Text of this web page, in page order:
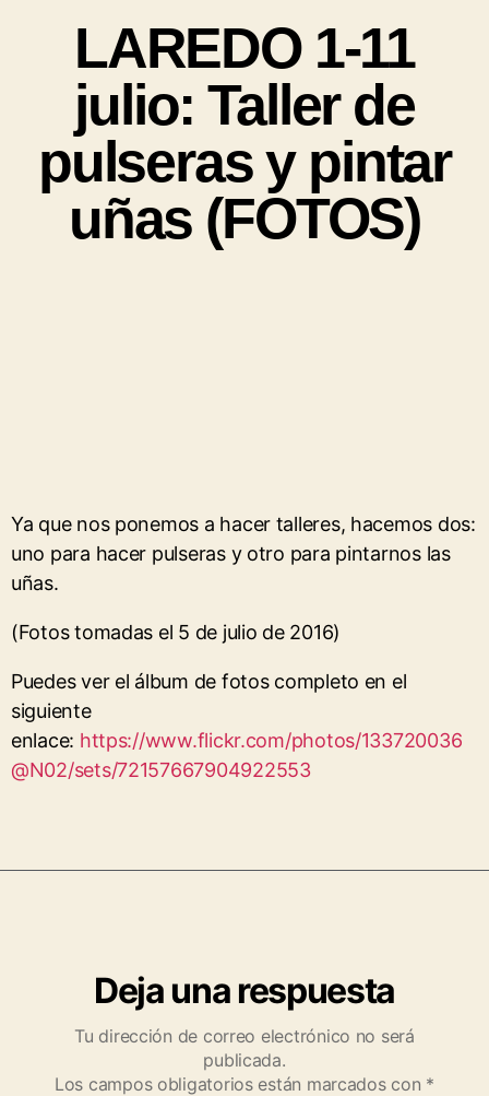
LAREDO 1-11
julio: Taller de
pulseras y pintar
uñas (FOTOS)
Ya que nos ponemos a hacer talleres, hacemos dos:
uno para hacer pulseras y otro para pintarnos las
uñas.
(Fotos tomadas el 5 de julio de 2016)
Puedes ver el álbum de fotos completo en el
siguiente
enlace: https://www.flickr.com/photos/133720036
@N02/sets/72157667904922553
Deja una respuesta
Tu dirección de correo electrónico no será
publicada.
Los campos obligatorios están marcados con *